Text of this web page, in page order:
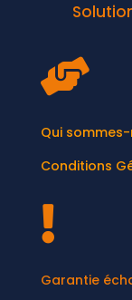

Qui
Conditions

Garantie